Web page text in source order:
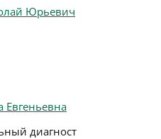
Юрьевич
Евгеньевна
диагност